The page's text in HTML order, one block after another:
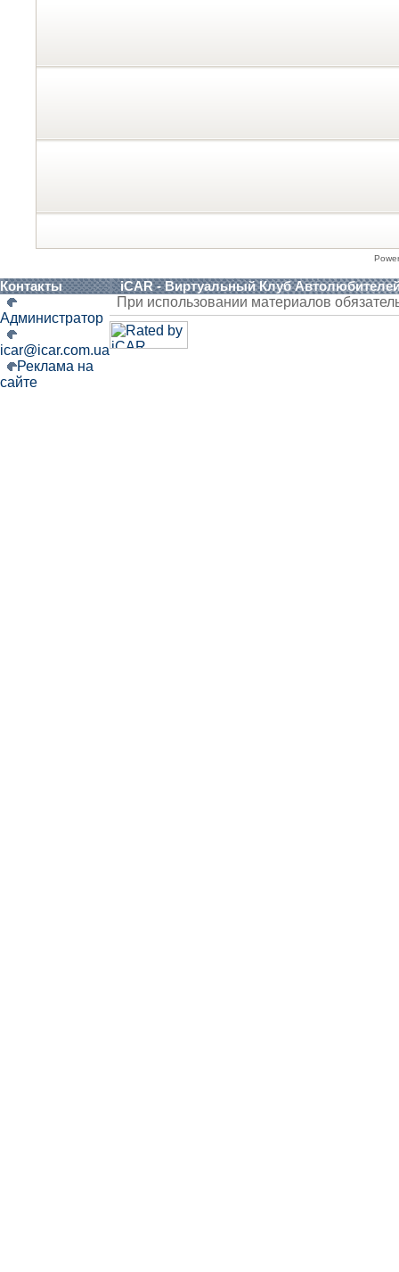
Контакты iCAR - Виртуальный Клуб
Администратор
icar@icar.com.ua
Реклама на
сайте
При использовании материалов